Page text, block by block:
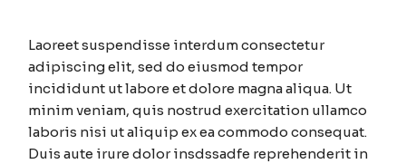
Laoreet suspendisse interdum consectetur
adipiscing elit, sed do eiusmod tempor
incididunt ut labore et dolore magna aliqua. Ut
minim veniam, quis nostrud exercitation ullamco
laboris nisi ut aliquip ex ea commodo consequat.
Duis aute irure dolor insdssadfe reprehenderit in